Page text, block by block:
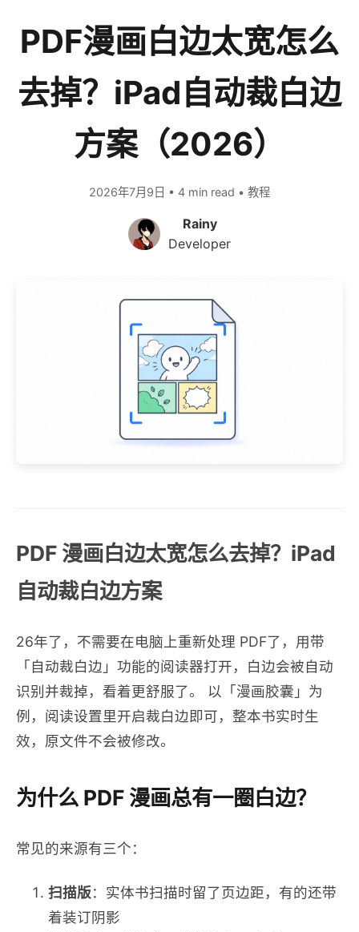
PDF漫画白边太宽怎么
去掉？iPad自动裁白边
方案（2026）
2026年7月9日 • 4 min read • 教程
Rainy
Developer
PDF 漫画白边太宽怎么去掉？iPad
自动裁白边方案
26年了，不需要在电脑上重新处理 PDF了，用带
「自动裁白边」功能的阅读器打开，白边会被自动
识别并裁掉，看着更舒服了。 以「漫画胶囊」为
例，阅读设置里开启裁白边即可，整本书实时生
效，原文件不会被修改。
为什么 PDF 漫画总有一圈白边？
常见的来源有三个：
扫描版：实体书扫描时留了页边距，有的还带
着装订阴影